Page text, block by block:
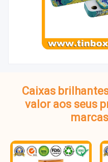
Caixas
valor aos seus
marcas